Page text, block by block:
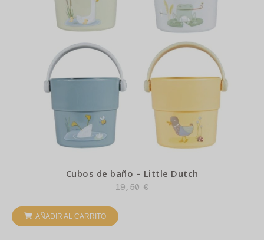
Cubos de baño – Little Dutch
19,50 €
AÑADIR AL CARRITO